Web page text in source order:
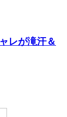
レが滝汗＆